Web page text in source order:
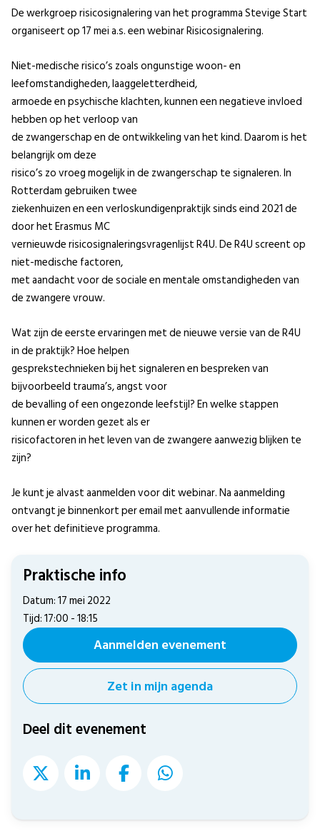
De werkgroep risicosignalering van het programma Stevige Start
organiseert op 17 mei a.s. een webinar Risicosignalering.
Niet-medische risico’s zoals ongunstige woon- en
leefomstandigheden, laaggeletterdheid,
armoede en psychische klachten, kunnen een negatieve invloed
hebben op het verloop van
de zwangerschap en de ontwikkeling van het kind. Daarom is het
belangrijk om deze
risico’s zo vroeg mogelijk in de zwangerschap te signaleren. In
Rotterdam gebruiken twee
ziekenhuizen en een verloskundigenpraktijk sinds eind 2021 de
door het Erasmus MC
vernieuwde risicosignaleringsvragenlijst R4U. De R4U screent op
niet-medische factoren,
met aandacht voor de sociale en mentale omstandigheden van
de zwangere vrouw.
Wat zijn de eerste ervaringen met de nieuwe versie van de R4U
in de praktijk? Hoe helpen
gesprekstechnieken bij het signaleren en bespreken van
bijvoorbeeld trauma’s, angst voor
de bevalling of een ongezonde leefstijl? En welke stappen
kunnen er worden gezet als er
risicofactoren in het leven van de zwangere aanwezig blijken te
zijn?
Je kunt je alvast aanmelden voor dit webinar. Na aanmelding
ontvangt je binnenkort per email met aanvullende informatie
over het definitieve programma.
Praktische info
Datum: 17 mei 2022
Tijd: 17:00 - 18:15
Aanmelden evenement
Zet in mijn agenda
Deel dit evenement